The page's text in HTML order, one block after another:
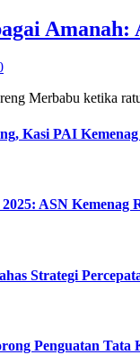
Merbabu ketika
Kasi PAI
ASN
Strategi
Penguatan Tata